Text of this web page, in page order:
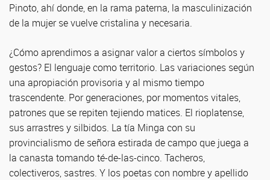
Pinoto, ahí donde, en la rama paterna, la masculinización
de la mujer se vuelve cristalina y necesaria.
¿Cómo aprendimos a asignar valor a ciertos símbolos y
gestos? El lenguaje como territorio. Las variaciones según
una apropiación provisoria y al mismo tiempo
trascendente. Por generaciones, por momentos vitales,
patrones que se repiten tejiendo matices. El rioplatense,
sus arrastres y silbidos. La tía Minga con su
provincialismo de señora estirada de campo que juega a
la canasta tomando té-de-las-cinco. Tacheros,
colectiveros, sastres. Y los poetas con nombre y apellido